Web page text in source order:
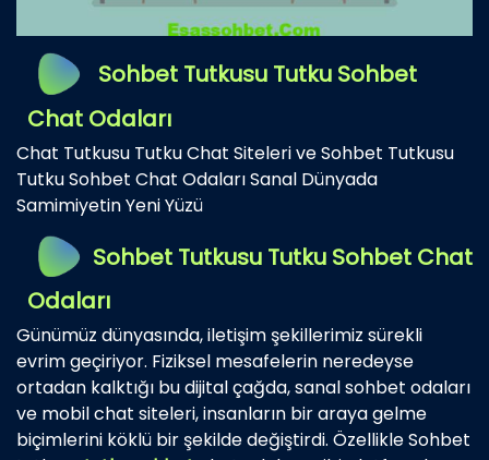
Sohbet Tutkusu Tutku Sohbet
Chat Odaları
Chat Tutkusu Tutku Chat Siteleri ve Sohbet Tutkusu
Tutku Sohbet Chat Odaları Sanal Dünyada
Samimiyetin Yeni Yüzü
Sohbet Tutkusu Tutku Sohbet Chat
Odaları
Günümüz dünyasında, iletişim şekillerimiz sürekli
evrim geçiriyor. Fiziksel mesafelerin neredeyse
ortadan kalktığı bu dijital çağda, sanal sohbet odaları
ve mobil chat siteleri, insanların bir araya gelme
biçimlerini köklü bir şekilde değiştirdi. Özellikle Sohbet